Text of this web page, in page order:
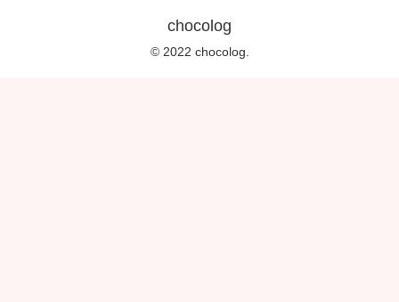
chocolog
© 2022 chocolog.